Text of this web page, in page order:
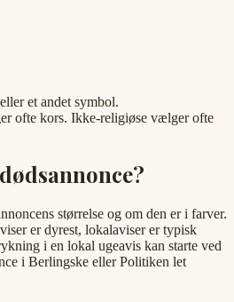
et andet symbol.
ofte kors. Ikke-religiøse vælger ofte
størrelse og om den er i farver.
er dyrest, lokalaviser er typisk
i en lokal ugeavis kan starte ved
i Berlingske eller Politiken let